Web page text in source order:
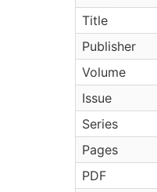
Title
Publisher
Volume
Issue
Series
Pages
PDF